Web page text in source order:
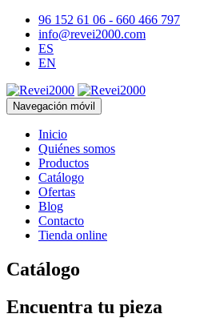
96 152 61 06 - 660 466 797
info@revei2000.com
ES
EN
Navegación móvil
Inicio
Quiénes somos
Productos
Catálogo
Ofertas
Blog
Contacto
Tienda online
Catálogo
Encuentra tu pieza